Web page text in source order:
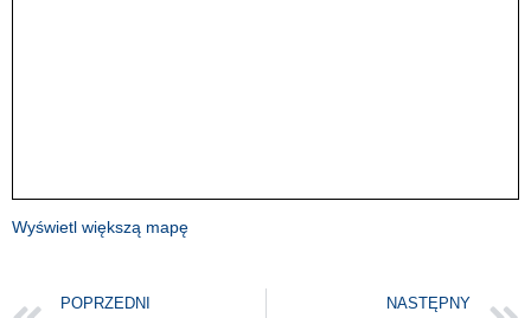
Wyświetl większą mapę
POPRZEDNI NASTĘPNY